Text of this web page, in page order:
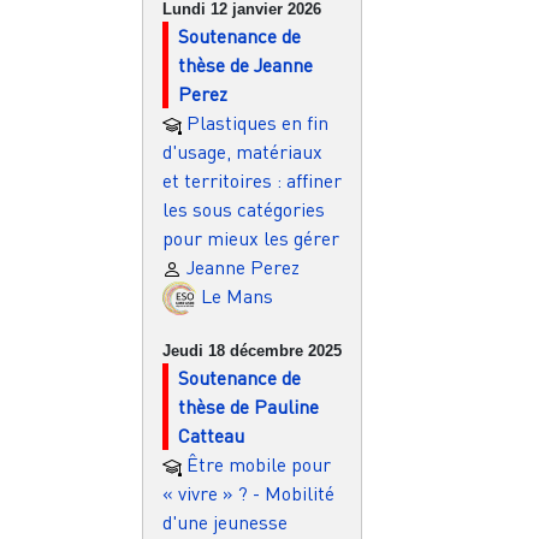
Lundi 12 janvier 2026
Soutenance de
thèse de Jeanne
Perez
Plastiques en fin
d'usage, matériaux
et territoires : affiner
les sous catégories
pour mieux les gérer
Jeanne Perez
Le Mans
Jeudi 18 décembre 2025
Soutenance de
thèse de Pauline
Catteau
Être mobile pour
« vivre » ? - Mobilité
d'une jeunesse